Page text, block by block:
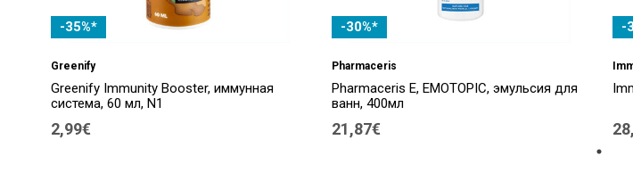
-35%*
Greenify
Greenify Immunity Booster, иммунная
система, 60 мл, N1
2,99€
-30%*
Pharmaceris
Pharmaceris E, EMOTOPIC, эмульсия для
ванн, 400мл
21,87€
-